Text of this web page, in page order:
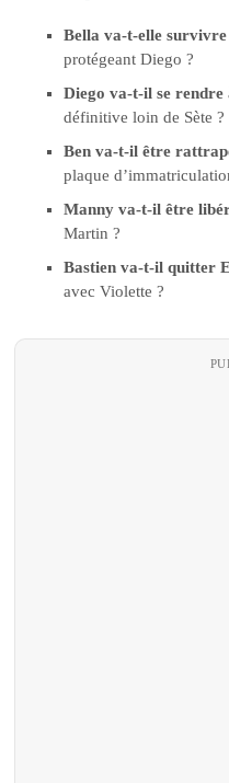
Bella va-t-elle survivre
protégeant Diego ?
Diego va-t-il se rendre
définitive loin de Sète ?
Ben va-t-il être
plaque
Manny va-t-il être
Martin ?
Bastien va-t-il quitter
avec Violette ?